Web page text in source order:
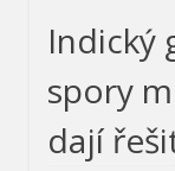
Indický
spory
dají